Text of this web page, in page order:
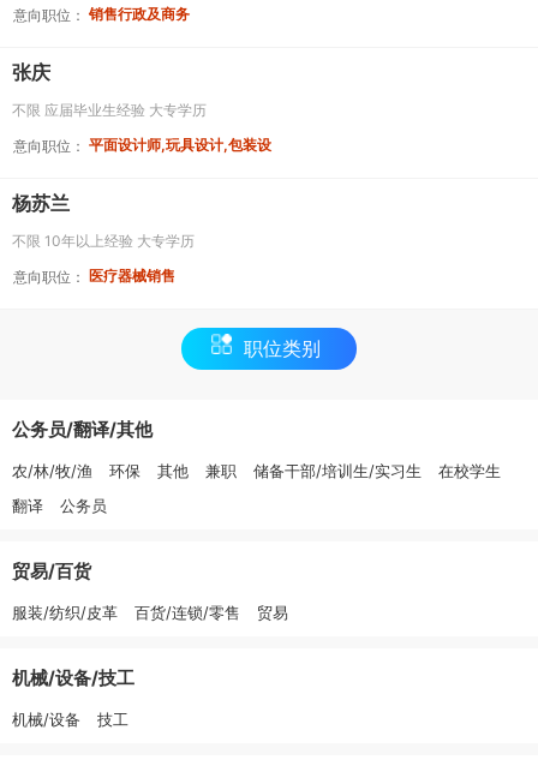
意向职位： 销售行政及商务
张庆
不限 应届毕业生经验 大专学历
意向职位： 平面设计师,玩具设计,包装设
杨苏兰
不限 10年以上经验 大专学历
意向职位： 医疗器械销售
职位类别
公务员/翻译/其他
农/林/牧/渔 环保 其他 兼职 储备干部/培训生/实习生
在校学生
翻译
公务员
贸易/百货
服装/纺织/皮革 百货/连锁/零售 贸易
机械/设备/技工
机械/设备 技工